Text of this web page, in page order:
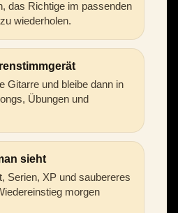
das Richtige im passenden
wiederholen.
Gitarre und bleibe dann in
Übungen und
sieht
Serien, XP und saubereres
morgen